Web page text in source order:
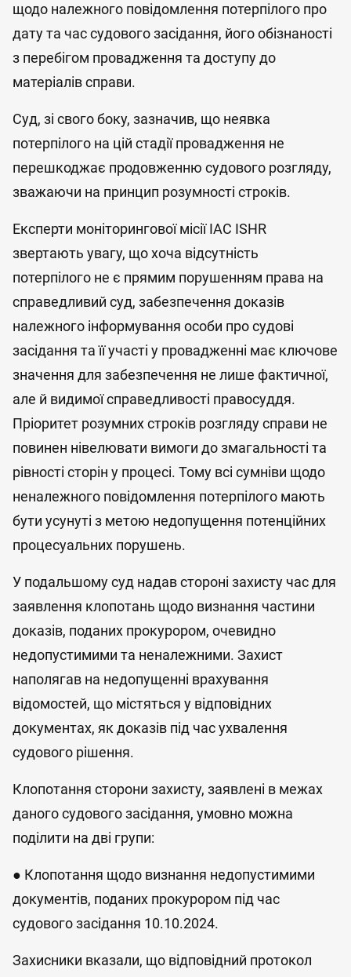
щодо належного повідомлення потерпілого про
дату та час судового засідання, його обізнаності
з перебігом провадження та доступу до
матеріалів справи.
Суд, зі свого боку, зазначив, що неявка
потерпілого на цій стадії провадження не
перешкоджає продовженню судового розгляду,
зважаючи на принцип розумності строків.
Експерти моніторингової місії IAC ISHR
звертають увагу, що хоча відсутність
потерпілого не є прямим порушенням права на
справедливий суд, забезпечення доказів
належного інформування особи про судові
засідання та її участі у провадженні має ключове
значення для забезпечення не лише фактичної,
але й видимої справедливості правосуддя.
Пріоритет розумних строків розгляду справи не
повинен нівелювати вимоги до змагальності та
рівності сторін у процесі. Тому всі сумніви щодо
неналежного повідомлення потерпілого мають
бути усунуті з метою недопущення потенційних
процесуальних порушень.
У подальшому суд надав стороні захисту час для
заявлення клопотань щодо визнання частини
доказів, поданих прокурором, очевидно
недопустимими та неналежними. Захист
наполягав на недопущенні врахування
відомостей, що містяться у відповідних
документах, як доказів під час ухвалення
судового рішення.
Клопотання сторони захисту, заявлені в межах
даного судового засідання, умовно можна
поділити на дві групи:
● Клопотання щодо визнання недопустимими
документів, поданих прокурором під час
судового засідання 10.10.2024.
Захисники вказали, що відповідний протокол